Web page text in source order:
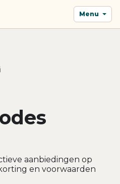
Menu
aanbiedingen op
en voorwaarden